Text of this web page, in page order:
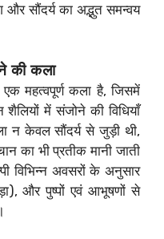
और सौंदर्य का अद्भुत समन्वय
की कला
महत्वपूर्ण कला है, जिसमें
शैलियों में संजोने की विधियाँ
न केवल सौंदर्य से जुड़ी थी,
का भी प्रतीक मानी जाती
विभिन्न अवसरों के अनुसार
और पुष्पों एवं आभूषणों से